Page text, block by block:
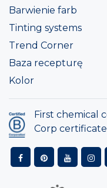
Barwienie farb
Tinting systems
Trend Corner
Baza recepturę
Kolor
First chemical
Corp certificate